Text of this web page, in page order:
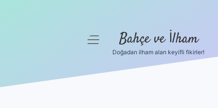
menüyü
Bahçe ve İlham
Doğadan ilham alan keyifli fikirler!